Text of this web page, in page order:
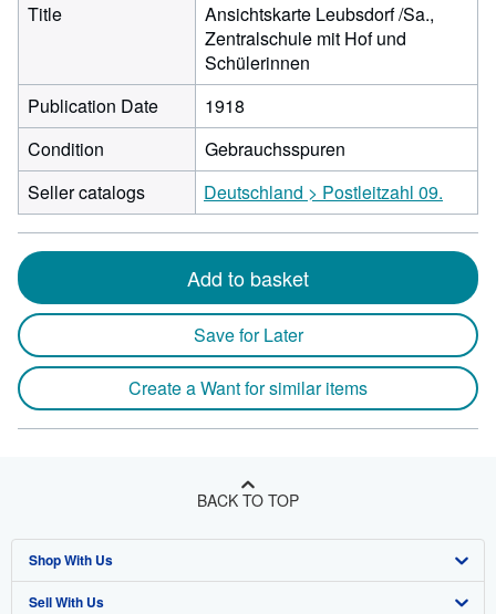
Title
Ansichtskarte Leubsdorf /Sa.,
Zentralschule mit Hof und
Schülerinnen
Publication Date
1918
Condition
Gebrauchsspuren
Seller catalogs
Deutschland > Postleitzahl 09.
Add to basket
Save for Later
Create a Want for similar items
BACK TO TOP
Shop With Us
Advanced Search
Sell With Us